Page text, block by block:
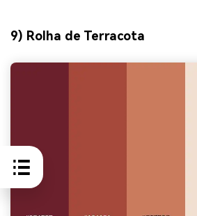
9) Rolha de Terracota